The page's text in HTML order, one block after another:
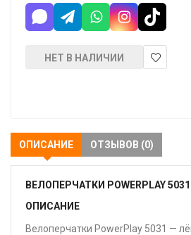
НЕТ В НАЛИЧИИ
ОПИСАНИЕ ОТЗЫВОВ (0)
ВЕЛОПЕРЧАТКИ POWERPLAY 5031
ОПИСАНИЕ
Велоперчатки PowerPlay 5031 —